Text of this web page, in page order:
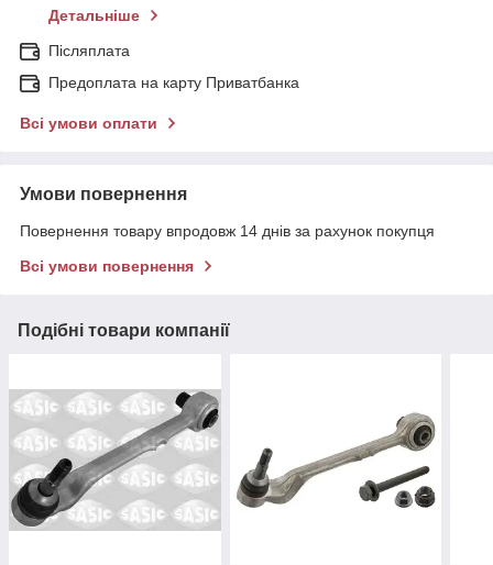
Детальніше
Післяплата
Предоплата на карту Приватбанка
Всі умови оплати
Умови повернення
Повернення товару впродовж 14 днів за рахунок покупця
Всі умови повернення
Подібні товари компанії